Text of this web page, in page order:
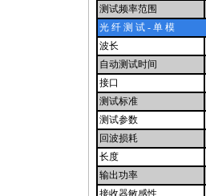
测试频率范围
光 纤 测 试 - 单 模
波长
自动测试时间
接口
测试标准
测试参数
回波损耗
长度
输出功率
接收器敏感性